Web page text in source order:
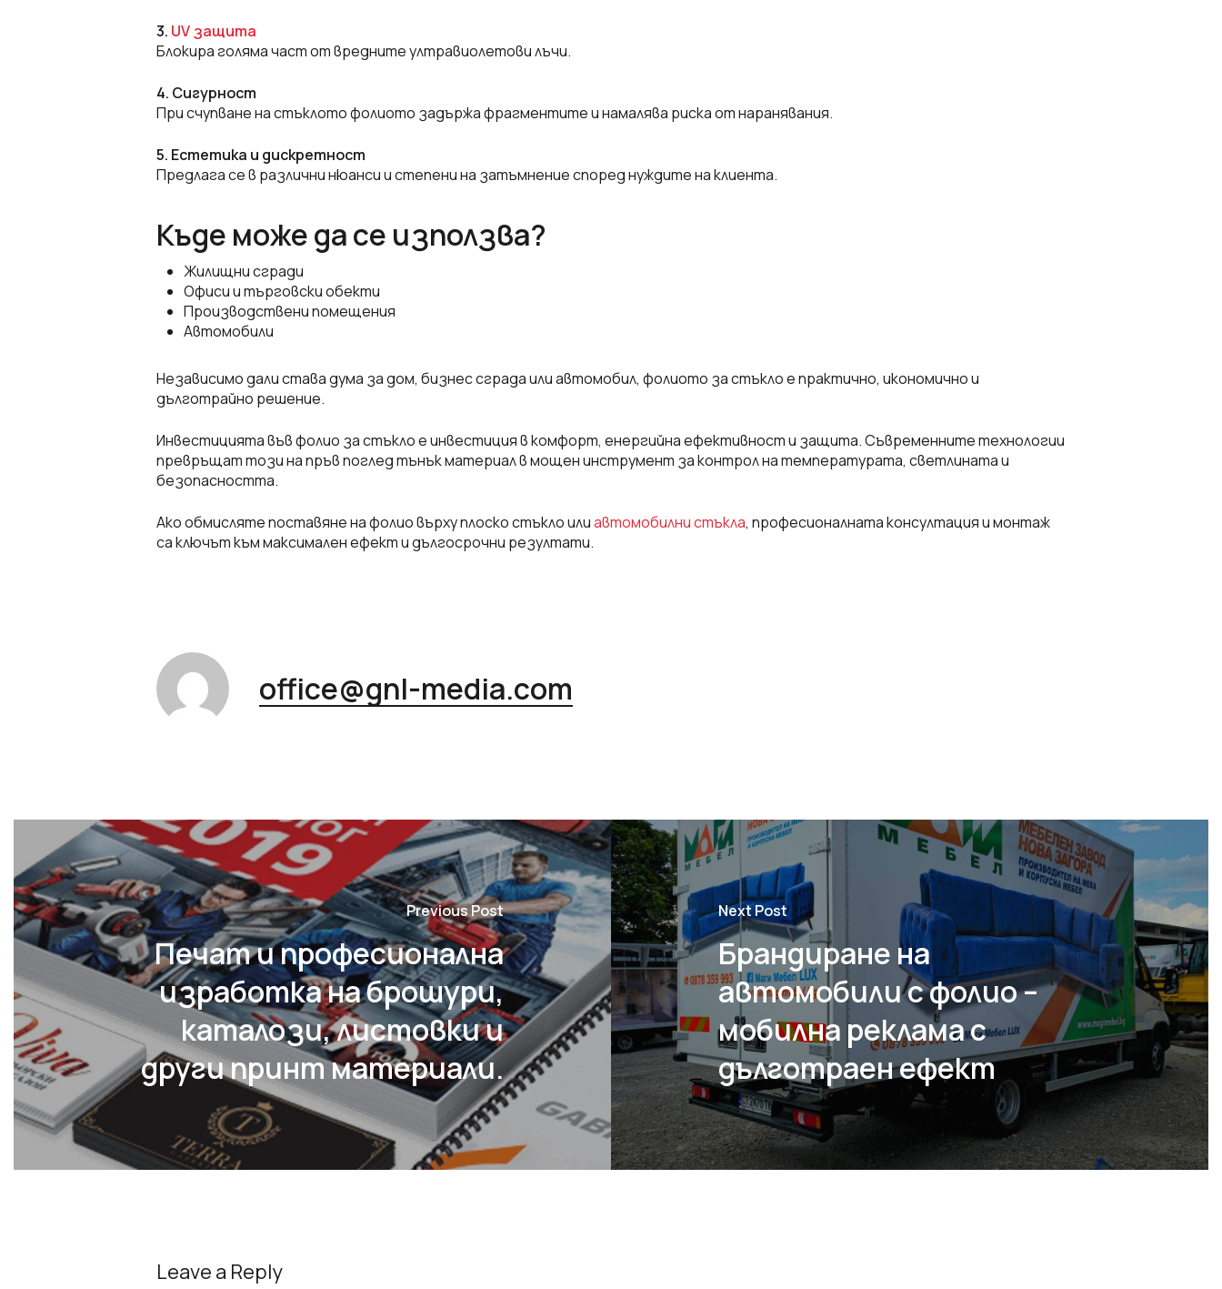
3. UV защита
Блокира голяма част от вредните ултравиолетови лъчи.
4. Сигурност
При счупване на стъклото фолиото задържа фрагментите и намалява риска от наранявания.
5. Естетика и дискретност
Предлага се в различни нюанси и степени на затъмнение според нуждите на клиента.
Къде може да се използва?
Жилищни сгради
Офиси и търговски обекти
Производствени помещения
Автомобили
Независимо дали става дума за дом, бизнес сграда или автомобил, фолиото за стъкло е практично, икономично и
дълготрайно решение.
Инвестицията във фолио за стъкло е инвестиция в комфорт, енергийна ефективност и защита. Съвременните технологии
превръщат този на пръв поглед тънък материал в мощен инструмент за контрол на температурата, светлината и
безопасността.
Ако обмисляте поставяне на фолио върху плоско стъкло илиавтомобилни стъкла, професионалната консултация и монтаж
са ключът към максимален ефект и дългосрочни резултати.
office@gnl-media.com
Previous Post
Печат и професионална
изработка на брошури,
каталози, листовки и
други принт материали.
Next Post
Брандиране на
автомобили с фолио –
мобилна реклама с
дълготраен ефект
Leave a Reply